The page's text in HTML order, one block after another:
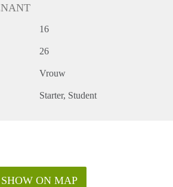
16
26
Vrouw
Starter Student
SHOW ON MAP